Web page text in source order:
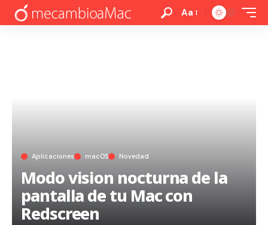
Aa
Aplicaciones macOS Novedad
Modo vision nocturna de la
pantalla de tu Mac con
Redscreen